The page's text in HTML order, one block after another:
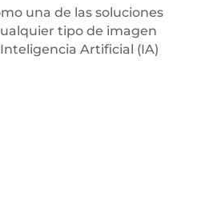
una de las soluciones
tipo de imagen
Artificial (IA)